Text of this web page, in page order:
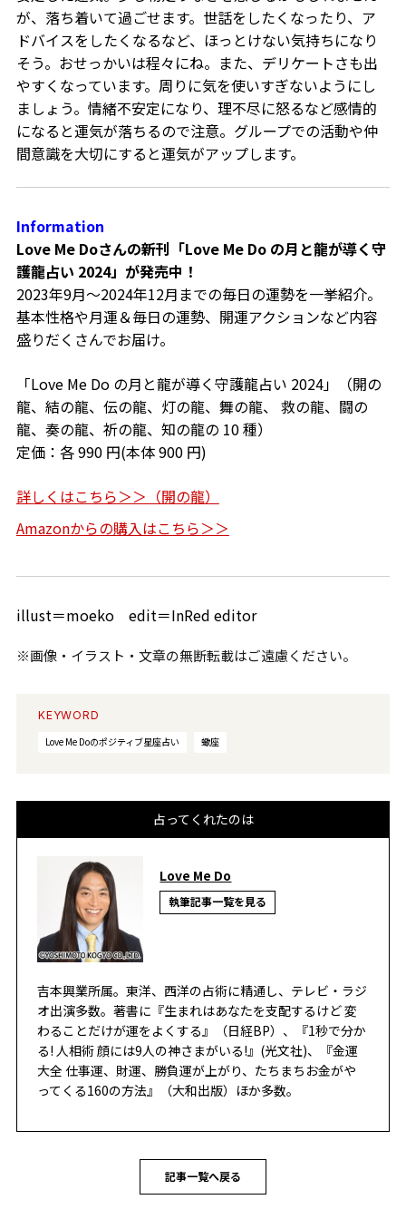
が、落ち着いて過ごせます。世話をしたくなったり、ア
ドバイスをしたくなるなど、ほっとけない気持ちになり
そう。おせっかいは程々にね。また、デリケートさも出
やすくなっています。周りに気を使いすぎないようにし
ましょう。情緒不安定になり、理不尽に怒るなど感情的
になると運気が落ちるので注意。グループでの活動や仲
間意識を大切にすると運気がアップします。
Information
Love Me Doさんの新刊「Love Me Do の月と龍が導く守
護龍占い 2024」が発売中！
2023年9月～2024年12月までの毎日の運勢を一挙紹介。
基本性格や月運＆毎日の運勢、開運アクションなど内容
盛りだくさんでお届け。
「Love Me Do の月と龍が導く守護龍占い 2024」（開の
龍、結の龍、伝の龍、灯の龍、舞の龍、 救の龍、闘の
龍、奏の龍、祈の龍、知の龍の 10種）
定価：各990 円(本体900 円)
詳しくはこちら＞＞（開の龍）
Amazonからの購入はこちら＞＞
illust＝moeko edit＝InRed editor
※画像・イラスト・文章の無断転載はご遠慮ください。
KEYWORD
Love Me Doのポジティブ星座占い
蠍座
占ってくれたのは
Love Me Do
執筆記事一覧を見る
吉本興業所属。東洋、西洋の占術に精通し、テレビ・ラジ
オ出演多数。著書に『生まれはあなたを支配するけど 変
わることだけが運をよくする』（日経BP）、『1秒で分か
る! 人相術 顔には9人の神さまがいる!』(光文社)、『金運
大全 仕事運、財運、勝負運が上がり、たちまちお金がや
ってくる160の方法』（大和出版）ほか多数。
記事一覧へ戻る